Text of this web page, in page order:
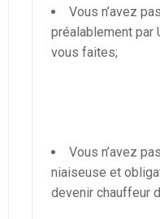
Vous n’avez
préalablement par
vous faites;
Vous n’avez
niaiseuse et
devenir chauffeur